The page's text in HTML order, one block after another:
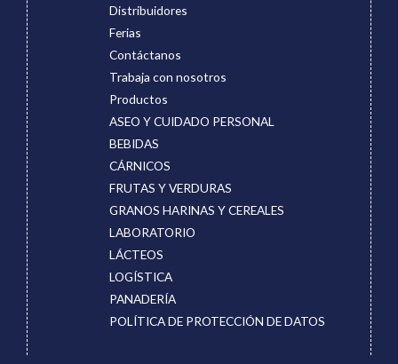
Distribuidores
Ferias
Contáctanos
Trabaja con nosotros
Productos
ASEO Y CUIDADO PERSONAL
BEBIDAS
CÁRNICOS
FRUTAS Y VERDURAS
GRANOS HARINAS Y CEREALES
LABORATORIO
LÁCTEOS
LOGÍSTICA
PANADERÍA
POLÍTICA DE PROTECCIÓN DE DATOS